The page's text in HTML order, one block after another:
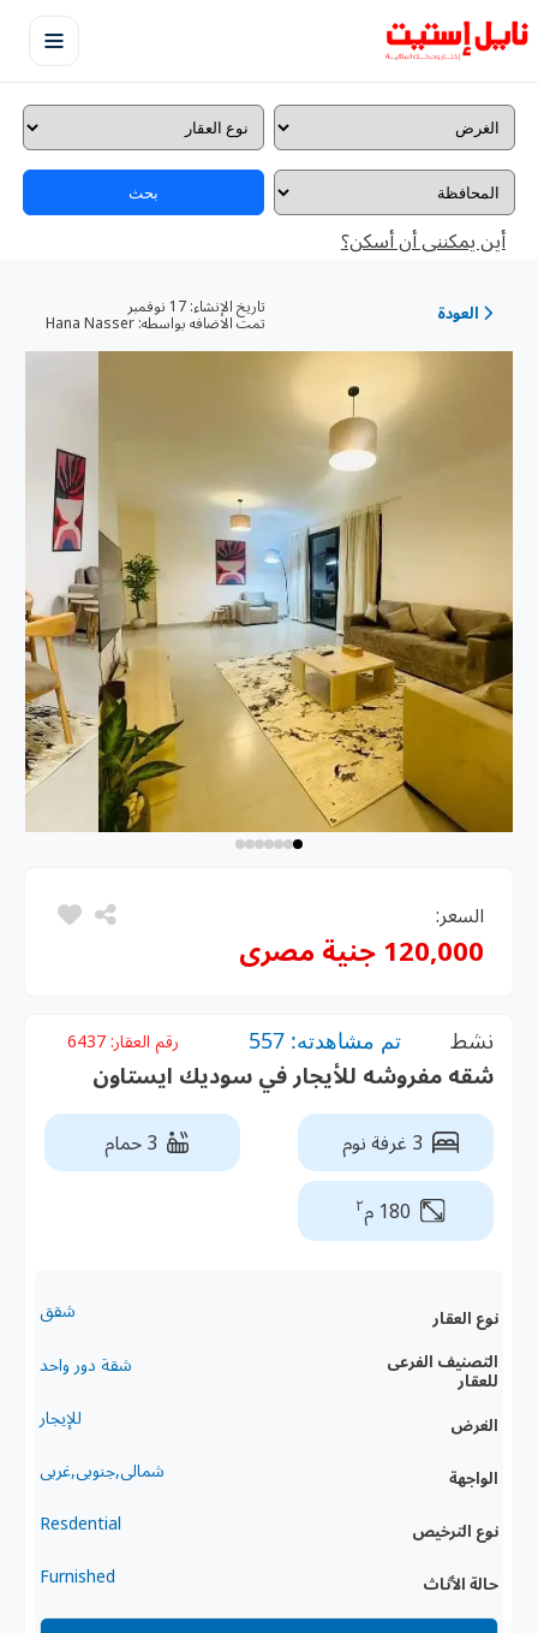
بحث
أين يمكننى أن أسكن؟
العودة تاريخ الإنشاء:
تمت الاضافه بواسطه: Hana Nasser
السعر:
120,000 جنية مصرى
نشط تم مشاهدته: 557 رقم العقار:6437
شقه مفروشه للأيجار في سوديك ايستاون
3 غرفة نوم 3 حمام
180 م ٢
نوع العقار شقق
التصنيف الفرعى
للعقار
شقة دور واحد
الغرض للإيجار
الواجهة شمالى,جنوبى,غربى
نوع الترخيص Resdential
حالة الأثاث Furnished